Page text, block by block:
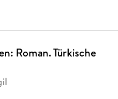
Roman. Türkische